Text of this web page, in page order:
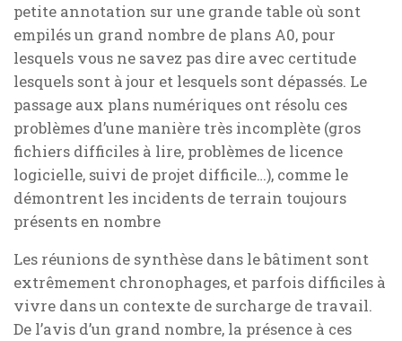
petite annotation sur une grande table où sont
empilés un grand nombre de plans A0, pour
lesquels vous ne savez pas dire avec certitude
lesquels sont à jour et lesquels sont dépassés. Le
passage aux plans numériques ont résolu ces
problèmes d’une manière très incomplète (gros
fichiers difficiles à lire, problèmes de licence
logicielle, suivi de projet difficile…), comme le
démontrent les incidents de terrain toujours
présents en nombre
Les réunions de synthèse dans le bâtiment sont
extrêmement chronophages, et parfois difficiles à
vivre dans un contexte de surcharge de travail.
De l’avis d’un grand nombre, la présence à ces